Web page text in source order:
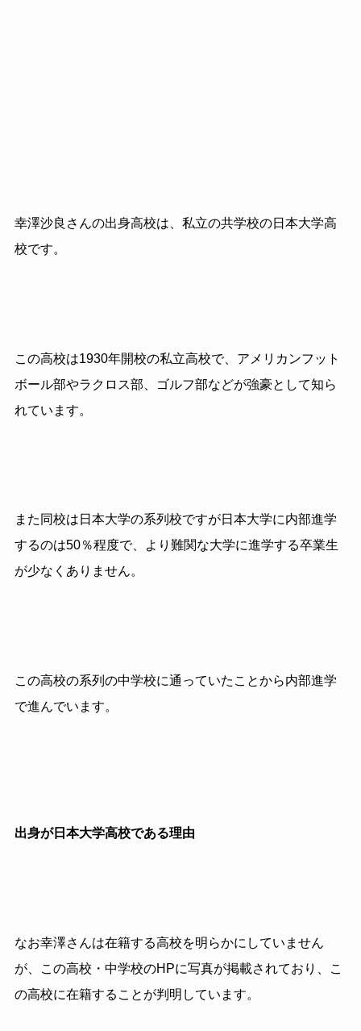
幸澤沙良さんの出身高校は、私立の共学校の日本大学高
校です。
この高校は1930年開校の私立高校で、アメリカンフット
ボール部やラクロス部、ゴルフ部などが強豪として知ら
れています。
また同校は日本大学の系列校ですが日本大学に内部進学
するのは50％程度で、より難関な大学に進学する卒業生
が少なくありません。
この高校の系列の中学校に通っていたことから内部進学
で進んでいます。
出身が日本大学高校である理由
なお幸澤さんは在籍する高校を明らかにしていません
が、この高校・中学校のHPに写真が掲載されており、こ
の高校に在籍することが判明しています。